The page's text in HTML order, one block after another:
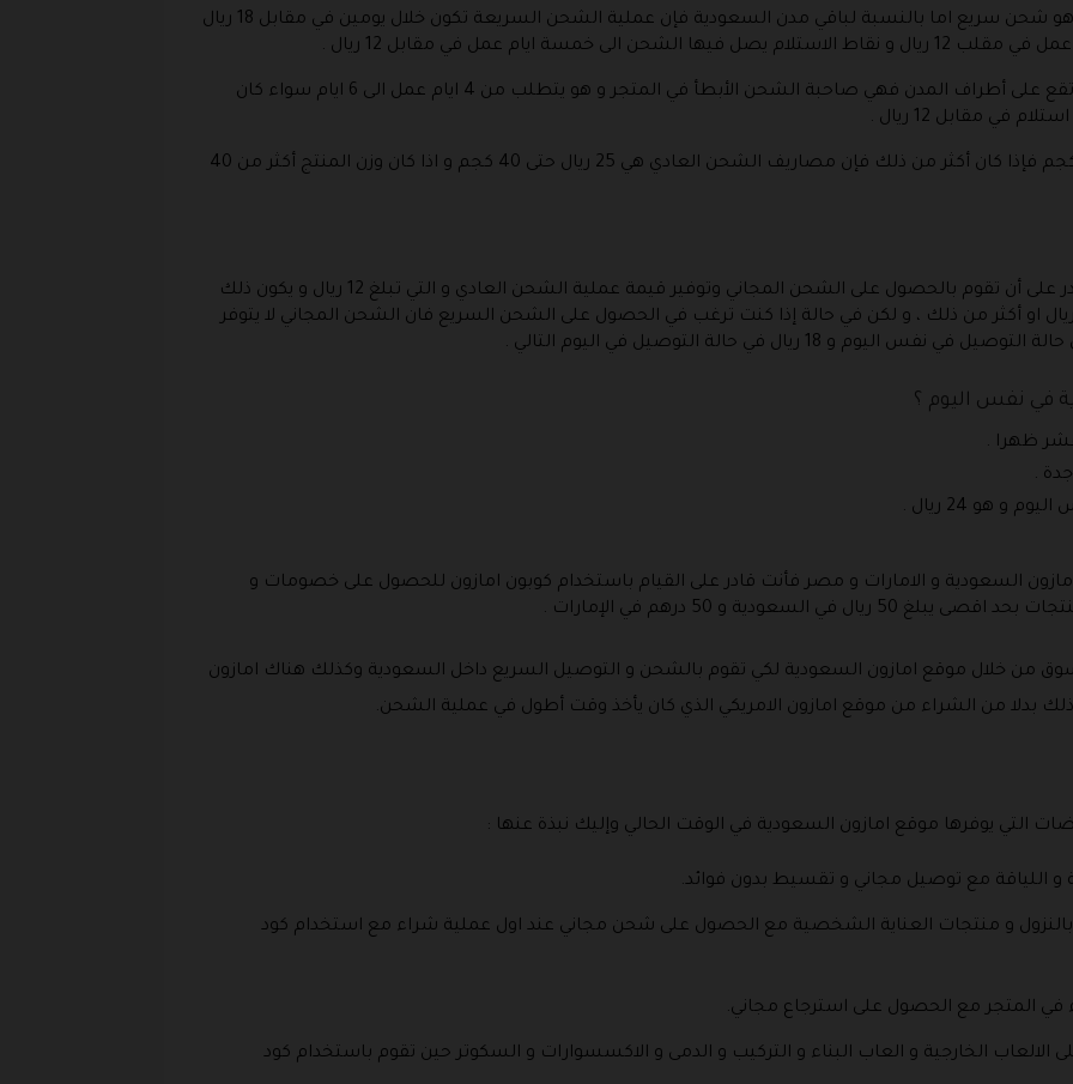
جميع المناطق السابقة فان الشحن خلالها هو شحن سريع اما بالنسبة لباقي مدن السعودية فإن عملية الشحن السريعة تكون خلال يومين في مقابل 18 ريال
ايام عمل في مقابل 12 ريال .
أما عن المناطق النائية في السعودية والتي تقع على أطراف المدن فهي صاحبة الشحن الأبطأ في المتجر و هو يتطلب من 4 ايام عمل الى 6 ايام سواء كان
مقابل 12 ريال .
ما عن وزن المنتج فلابد ان يكون اقل من 10 كجم فإذا كان أكثر من ذلك فإن مصاريف الشحن العادي هي 25 ريال حتى 40 كجم و اذا كان وزن المنتج أكثر من 40
من باب توفير المصاريف المدفوعة فأنت قادر على أن تقوم بالحصول على الشحن المجاني وتوفير قيمة عملية الشحن العادي و التي تبلغ 12 ريال و يكون ذلك
في حالة القيام بشراء منتجات قيمتها 100 ريال او أكثر من ذلك ، و لكن في حالة إذا كنت ترغب في الحصول على الشحن السريع فان الشحن المجاني لا يتوفر
في نفس اليوم ؟
عشر ظهرا .
.
هو 24 ريال .
السعودية و الامارات و مصر فأنت قادر على القيام باستخدام كوبون امازون للحصول على خصومات و
من خلال موقع امازون السعودية لكي تقوم بالشحن و التوصيل السريع داخل السعودية وكذلك هناك امازون
بدلا من الشراء من موقع امازون الامريكي الذي كان يأخذ وقت أطول في عملية الشحن.
التي يوفرها موقع امازون السعودية في الوقت الحالي وإليك نبذة عنها :
العناية بالنزول و منتجات العناية الشخصية مع الحصول على شحن مجاني عند اول عملية شراء مع استخدام كود
تبدأ من 10% لتصل إلى 40% على الالعاب الخارجية و العاب البناء و التركيب و الدمى و الاكسسوارات و السكوتر حين تقوم باستخدام كود